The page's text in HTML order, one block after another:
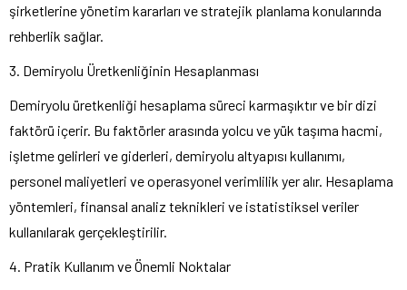
şirketlerine yönetim kararları ve stratejik planlama konularında
rehberlik sağlar.
3. Demiryolu Üretkenliğinin Hesaplanması
Demiryolu üretkenliği hesaplama süreci karmaşıktır ve bir dizi
faktörü içerir. Bu faktörler arasında yolcu ve yük taşıma hacmi,
işletme gelirleri ve giderleri, demiryolu altyapısı kullanımı,
personel maliyetleri ve operasyonel verimlilik yer alır. Hesaplama
yöntemleri, finansal analiz teknikleri ve istatistiksel veriler
kullanılarak gerçekleştirilir.
4. Pratik Kullanım ve Önemli Noktalar